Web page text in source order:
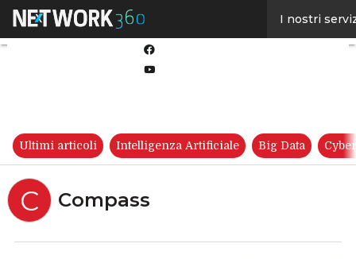
I nostri
Ultimi articoli Intelligenza Artificiale Big Data
C Compass